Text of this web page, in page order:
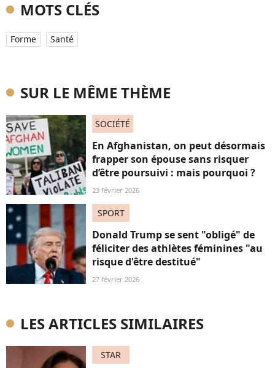
MOTS CLÉS
Forme Santé
SUR LE MÊME THÈME
SOCIÉTÉ
En Afghanistan, on peut désormais
frapper son épouse sans risquer
d’être poursuivi : mais pourquoi ?
23 février 2026
SPORT
Donald Trump se sent "obligé" de
féliciter des athlètes féminines "au
risque d'être destitué"
27 février 2026
LES ARTICLES SIMILAIRES
STAR